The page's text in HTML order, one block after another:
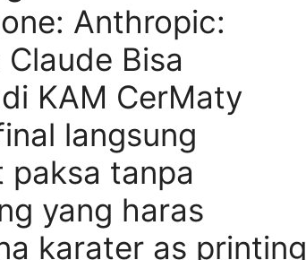
Anthropic:
Claude Bisa
KAM CerMaty
langsung
paksa tanpa
yang haras
karater as printing